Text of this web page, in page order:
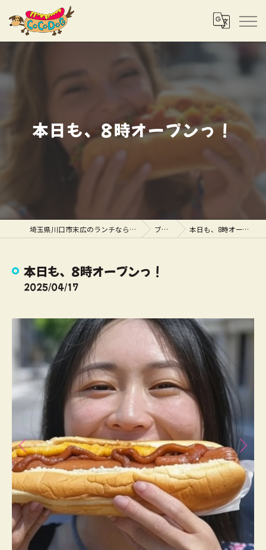
本日も、8時オープンっ！
埼玉県川口市末広のランチならCOCODOG ブログ 本日も、8時オープンっ！
本日も、8時オープンっ！
2025/04/17